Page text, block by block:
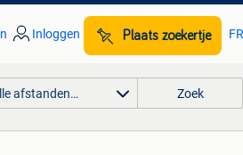
Inloggen Plaats zoekertje FR
afstanden… Zoek